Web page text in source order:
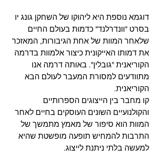
דוגמא נוספת היא ליהוקו של השחקן גונג יו
בסרט "וונדרלנד" כדמות בעולם החיים
שלאחר המוות של אחת הגיבורות, המאזכר
את דמותו האייקונית כיצור אלמוות בדרמה
הקוריאנית "גובלין". באותה דרמה אנו
מתוודעים למסורת המעבר לעולם הבא
הקוריאנית.
קו מחבר בין הייצוגים הספרותיים
והקולנועיים השונים העוסקים בחיים לאחר
המוות הוא סיפור של מאמץ מתמשך של
התרבות להמחיש תופעה מופשטת שהיא
למעשה בלתי ניתנת לייצוג.